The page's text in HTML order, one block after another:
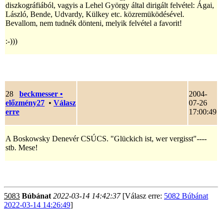
diszkográfiából, vagyis a Lehel György által dirigált felvétel: Ágai,
László, Bende, Udvardy, Külkey etc. közremüködésével.
Bevallom, nem tudnék dönteni, melyik felvétel a favorit!
:-)))
28 beckmesser •
előzmény27 • Válasz
erre
2004-
07-26
17:00:49
A Boskowsky Denevér CSÚCS. "Glückich ist, wer vergisst"----
stb. Mese!
5083 Búbánat 2022-03-14 14:42:37[Válasz erre: 5082 Búbánat
2022-03-14 14:26:49]